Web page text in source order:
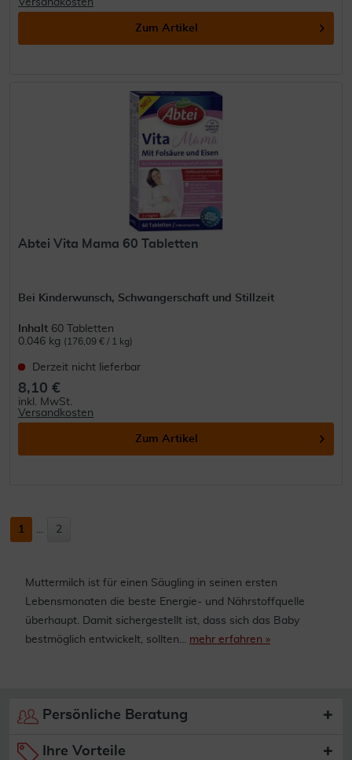
Versandkosten
Zum Artikel
Abtei Vita Mama 60 Tabletten
Bei Kinderwunsch, Schwangerschaft und Stillzeit
Inhalt 60 Tabletten
0.046 kg (176,09 € / 1 kg)
Derzeit nicht lieferbar
8,10 €
inkl. MwSt.
Versandkosten
Zum Artikel
1 ... 2
Muttermilch ist für einen Säugling in seinen ersten
Lebensmonaten die beste Energie- und Nährstoffquelle
überhaupt. Damit sichergestellt ist, dass sich das Baby
bestmöglich entwickelt, sollten... mehr erfahren »
Persönliche Beratung
Ihre Vorteile